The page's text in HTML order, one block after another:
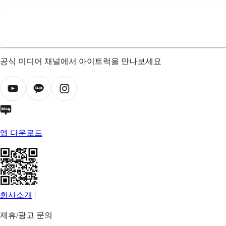
공식 미디어 채널에서 아이트럭을 만나보세요
앱 다운로드
회사소개 |
제휴/광고 문의